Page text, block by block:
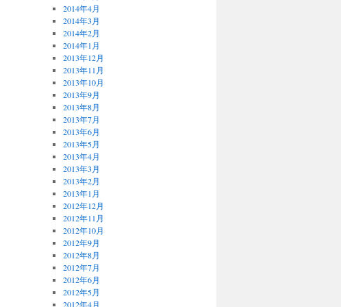
2014年4月
2014年3月
2014年2月
2014年1月
2013年12月
2013年11月
2013年10月
2013年9月
2013年8月
2013年7月
2013年6月
2013年5月
2013年4月
2013年3月
2013年2月
2013年1月
2012年12月
2012年11月
2012年10月
2012年9月
2012年8月
2012年7月
2012年6月
2012年5月
2012年4月